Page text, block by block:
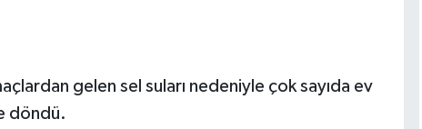
gelen sel suları nedeniyle çok sayıda ev
döndü.